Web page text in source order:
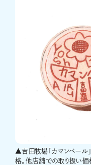
▲吉田牧場「カマンベー
格。他店舗での取り扱い価